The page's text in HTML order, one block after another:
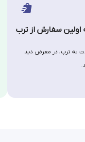
اولین سفارش از ترب
به ترب، در معرض دید